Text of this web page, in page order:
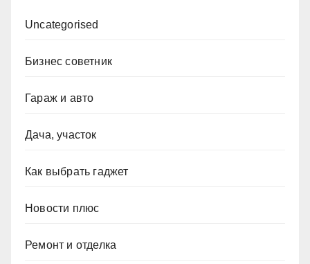
Uncategorised
Бизнес советник
Гараж и авто
Дача, участок
Как выбрать гаджет
Новости плюс
Ремонт и отделка